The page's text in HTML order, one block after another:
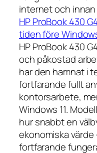
internet och innan
HP ProBook 430
tiden före
HP ProBook 430
och påkostad
har den hamnat i
fortfarande fullt
kontorsarbete,
Windows 11.
hur snabbt en
ekonomiska
fortfarande